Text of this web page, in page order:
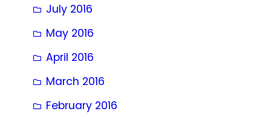
July 2016
May 2016
April 2016
March 2016
February 2016